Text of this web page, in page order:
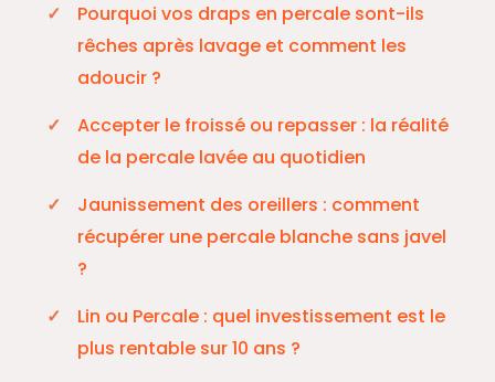
Pourquoi vos draps en percale sont-ils
rêches après lavage et comment les
adoucir ?
Accepter le froissé ou repasser : la réalité
de la percale lavée au quotidien
Jaunissement des oreillers : comment
récupérer une percale blanche sans javel
?
Lin ou Percale : quel investissement est le
plus rentable sur 10 ans ?